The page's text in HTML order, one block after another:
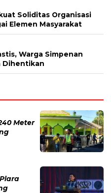
Soliditas Organisasi
Elemen Masyarakat
Warga Simpenan
Dihentikan
Meter